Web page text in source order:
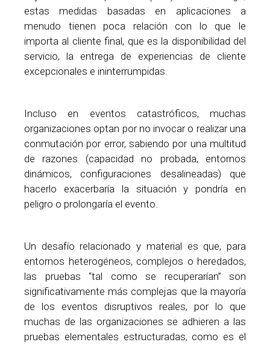
estas medidas basadas en aplicaciones a
menudo tienen poca relación con lo que le
importa al cliente final, que es la disponibilidad del
servicio, la entrega de experiencias de cliente
excepcionales e ininterrumpidas.
Incluso en eventos catastróficos, muchas
organizaciones optan por no invocar o realizar una
conmutación por error, sabiendo por una multitud
de razones (capacidad no probada, entornos
dinámicos, configuraciones desalineadas) que
hacerlo exacerbaría la situación y pondría en
peligro o prolongaría el evento.
Un desafío relacionado y material es que, para
entornos heterogéneos, complejos o heredados,
las pruebas “tal como se recuperarían” son
significativamente más complejas que la mayoría
de los eventos disruptivos reales, por lo que
muchas de las organizaciones se adhieren a las
pruebas elementales estructuradas, como es el